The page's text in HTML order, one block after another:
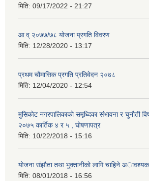
मिति: 09/17/2022 - 21:27
आ.व् २०७७/७८ योजना प्रगति विवरण
मिति: 12/28/2020 - 13:17
प्रथम चाैमासिक प्रगति प्रतिवेदन २०७८
मिति: 12/04/2020 - 12:54
मुसिकाेट नगरपालिकाकाे समृध्दिका संभावना र चुनाैती
२०७५ कार्तिक ४ र ५ , घाेषणापत्र
मिति: 10/22/2018 - 15:16
याेजना संझाैता तथा भुक्तानीकाे लागि चाहिने
मिति: 08/01/2018 - 16:56